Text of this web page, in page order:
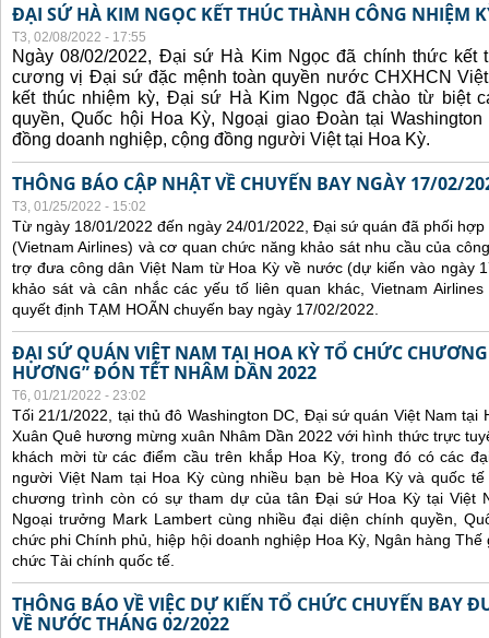
ĐẠI SỨ HÀ KIM NGỌC KẾT THÚC THÀNH CÔNG NHIỆM
T3, 02/08/2022 - 17:55
Ngày 08/02/2022, Đại sứ Hà Kim Ngọc đã chính thức kết
cương vị Đại sứ đặc mệnh toàn quyền nước CHXHCN
kết thúc nhiệm kỳ, Đại sứ Hà Kim Ngọc đã chào từ biệt
quyền, Quốc hội Hoa Kỳ, Ngoại giao Đoàn tại
đồng doanh nghiệp, cộng đồng người Việt tại Hoa Kỳ.
THÔNG BÁO CẬP NHẬT VỀ CHUYẾN BAY NGÀY 17/02/
T3, 01/25/2022 - 15:02
Từ ngày 18/01/2022 đến ngày 24/01/2022, Đại sứ quán đã phối
(Vietnam Airlines) và cơ quan chức năng khảo sát nhu cầu của
trợ đưa công dân Việt Nam từ Hoa Kỳ về nước (dự kiến vào ngày
khảo sát và cân nhắc các yếu tố liên quan khác, Vietnam
quyết định TẠM HOÃN chuyến bay ngày 17/02/2022.
ĐẠI SỨ QUÁN VIỆT NAM TẠI HOA KỲ TỔ CHỨC
HƯƠNG” ĐÓN TẾT NHÂM DẦN 2022
T6, 01/21/2022 - 23:02
Tối 21/1/2022, tại thủ đô Washington DC, Đại sứ quán Việt Nam
Xuân Quê hương mừng xuân Nhâm Dần 2022 với hình thức trực
khách mời từ các điểm cầu trên khắp Hoa Kỳ, trong đó có các
người Việt Nam tại Hoa Kỳ cùng nhiều bạn bè Hoa Kỳ và quốc
chương trình còn có sự tham dự của tân Đại sứ Hoa Kỳ tại Việt
Ngoại trưởng Mark Lambert cùng nhiều đại diện chính quyền,
chức phi Chính phủ, hiệp hội doanh nghiệp Hoa Kỳ, Ngân hàng
chức Tài chính quốc tế.
THÔNG BÁO VỀ VIỆC DỰ KIẾN TỔ CHỨC CHUYẾN BAY
VỀ NƯỚC THÁNG 02/2022